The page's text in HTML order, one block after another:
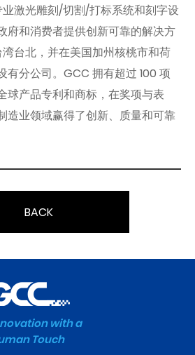
激光雕刻/切割/打标系统和刻字设
府和消费者提供创新可靠的解决方
台北，并在美国加州核桃市和荷
有分公司。GCC 拥有超过 100 项
球产品专利和商标，在奖项与表
造业领域赢得了创新、质量和可靠
BACK
with a
Touch